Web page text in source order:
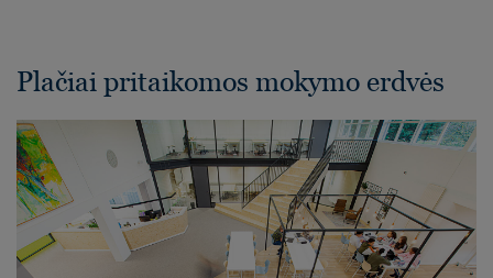
Plačiai pritaikomos mokymo erdvės